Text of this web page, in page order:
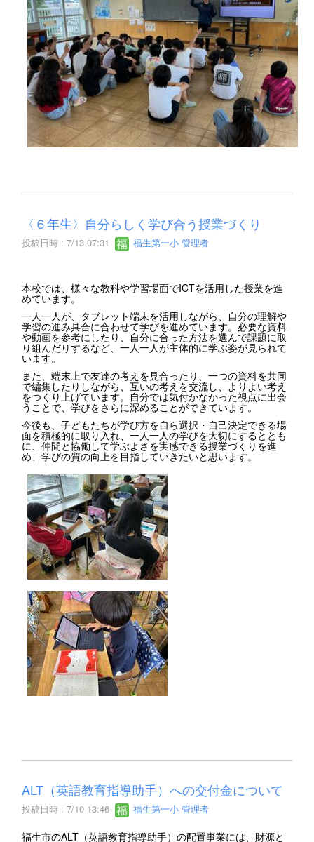
〈６年生〉自分らしく学び合う授業づくり
投稿日時 : 7/13 07:31 福生第一小 管理者
本校では、様々な教科や学習場面でICTを活用した授業を進
めています。
一人一人が、タブレット端末を活用しながら、自分の理解や
学習の進み具合に合わせて学びを進めています。必要な資料
や動画を参考にしたり、自分に合った方法を選んで課題に取
り組んだりするなど、一人一人が主体的に学ぶ姿が見られて
います。
また、端末上で友達の考えを見合ったり、一つの資料を共同
で編集したりしながら、互いの考えを交流し、よりよい考え
をつくり上げています。自分では気付かなかった視点に出会
うことで、学びをさらに深めることができています。
今後も、子どもたちが学び方を自ら選択・自己決定できる場
面を積極的に取り入れ、一人一人の学びを大切にするととも
に、仲間と協働して学ぶよさを実感できる授業づくりを進
め、学びの質の向上を目指していきたいと思います。
ALT（英語教育指導助手）への交付金について
投稿日時 : 7/10 13:46 福生第一小 管理者
福生市のALT（英語教育指導助手）の配置事業には、財源と